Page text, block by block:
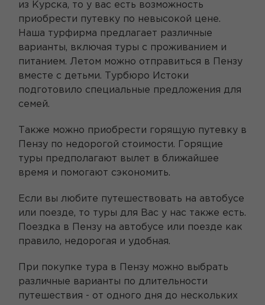
из Курска, то у вас есть возможность
приобрести путевку по невысокой цене.
Наша турфирма предлагает различные
варианты, включая туры с проживанием и
питанием. Летом можно отправиться в Пензу
вместе с детьми. Турбюро Истоки
подготовило специальные предложения для
семей.
Также можно приобрести горящую путевку в
Пензу по недорогой стоимости. Горящие
туры предполагают вылет в ближайшее
время и помогают сэкономить.
Если вы любите путешествовать на автобусе
или поезде, то туры для Вас у нас также есть.
Поездка в Пензу на автобусе или поезде как
правило, недорогая и удобная.
При покупке тура в Пензу можно выбрать
различные варианты по длительности
путешествия - от одного дня до нескольких